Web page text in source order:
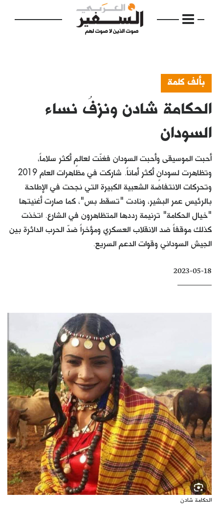
الرئيسية
مواضيع
فكرة
دفاتر
بالصورة
كتّابنا
الأرشيف
بألف كلمة
الحكامة شادن ونزفُ نساء
السودان
أحبت الموسيقى وأحبت السودان فغنّت لعالمٍ أكثر سلاماً،
وتظاهرت لسودانٍ أكثر أماناً. شاركت في مظاهرات العام 2019
وتحركات الانتفاضة الشعبية الكبيرة التي نجحت في الإطاحة
بالرئيس عمر البشير، ونادت "تسقط بس"، كما صارت أغنيتها
"خيال الحكامة" ترنيمة رددها المتظاهرون في الشارع. اتخذت
كذلك موقفاً ضد الانقلاب العسكري ومؤخراً ضدّ الحرب الدائرة بين
الجيش السوداني وقوات الدعم السريع.
2023-05-18
الحكامة شادن